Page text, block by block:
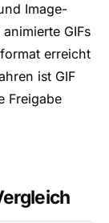
Image-
GIFs
erreicht
ist GIF
Freigabe